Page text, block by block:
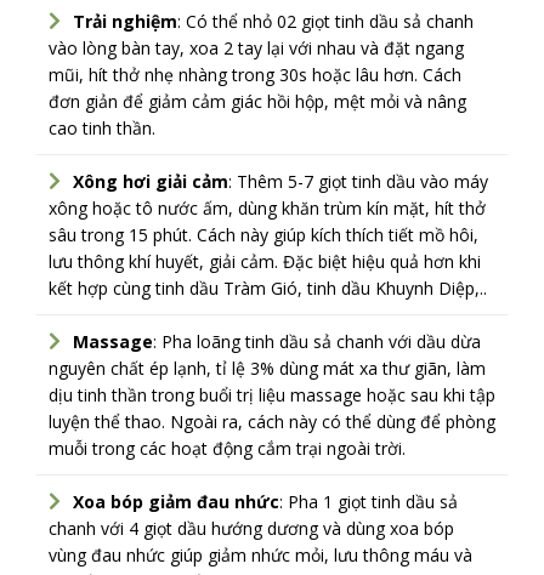
Trải nghiệm: Có thể nhỏ 02 giọt tinh dầu sả chanh
vào lòng bàn tay, xoa 2 tay lại với nhau và đặt ngang
mũi, hít thở nhẹ nhàng trong 30s hoặc lâu hơn. Cách
đơn giản để giảm cảm giác hồi hộp, mệt mỏi và nâng
cao tinh thần.
Xông hơi giải cảm: Thêm 5-7 giọt tinh dầu vào máy
xông hoặc tô nước ấm, dùng khăn trùm kín mặt, hít thở
sâu trong 15 phút. Cách này giúp kích thích tiết mồ hôi,
lưu thông khí huyết, giải cảm. Đặc biệt hiệu quả hơn khi
kết hợp cùng tinh dầu Tràm Gió, tinh dầu Khuynh Diệp,..
Massage: Pha loãng tinh dầu sả chanh với dầu dừa
nguyên chất ép lạnh, tỉ lệ 3% dùng mát xa thư giãn, làm
dịu tinh thần trong buổi trị liệu massage hoặc sau khi tập
luyện thể thao. Ngoài ra, cách này có thể dùng để phòng
muỗi trong các hoạt động cắm trại ngoài trời.
Xoa bóp giảm đau nhức: Pha 1 giọt tinh dầu sả
chanh với 4 giọt dầu hướng dương và dùng xoa bóp
vùng đau nhức giúp giảm nhức mỏi, lưu thông máu và